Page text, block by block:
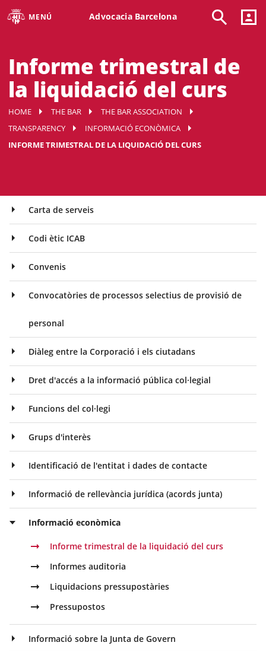
MENÚ Advocacia Barcelona
Informe trimestral de
la liquidació del curs
HOME THE BAR
THE BAR ASSOCIATION
TRANSPARENCY
INFORMACIÓ ECONÒMICA
INFORME TRIMESTRAL DE LA LIQUIDACIÓ DEL CURS
Carta de serveis
Codi ètic ICAB
Convenis
Convocatòries de processos selectius de provisió de
personal
Diàleg entre la Corporació i els ciutadans
Dret d'accés a la informació pública col·legial
Funcions del col·legi
Grups d'interès
Identificació de l'entitat i dades de contacte
Informació de rellevància jurídica (acords junta)
Informació econòmica
Informe trimestral de la liquidació del curs
Informes auditoria
Liquidacions pressupostàries
Pressupostos
Informació sobre la Junta de Govern